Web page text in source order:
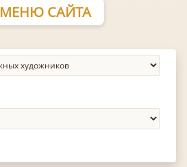
МЕНЮ САЙТА